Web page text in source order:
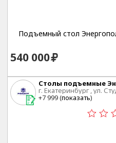
Подъемный стол
540 000
Столы подъемные
г. Екатеринбург , ул.
+7 999 (показать)